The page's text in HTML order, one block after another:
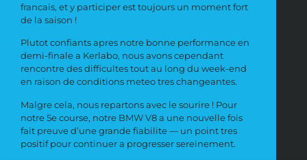
francais, et y participer est toujours un moment fort
de la saison !
Plutot confiants apres notre bonne performance en
demi-finale a Kerlabo, nous avons cependant
rencontre des difficultes tout au long du week-end
en raison de conditions meteo tres changeantes.
Malgre cela, nous repartons avec le sourire ! Pour
notre 5e course, notre BMW V8 a une nouvelle fois
fait preuve d’une grande fiabilite — un point tres
positif pour continuer a progresser sereinement.